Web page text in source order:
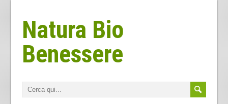
Natura Bio
Benessere